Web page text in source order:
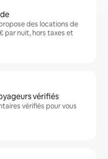
des locations de
par nuit, hors taxes et
vérifiés
vérifiés pour vous